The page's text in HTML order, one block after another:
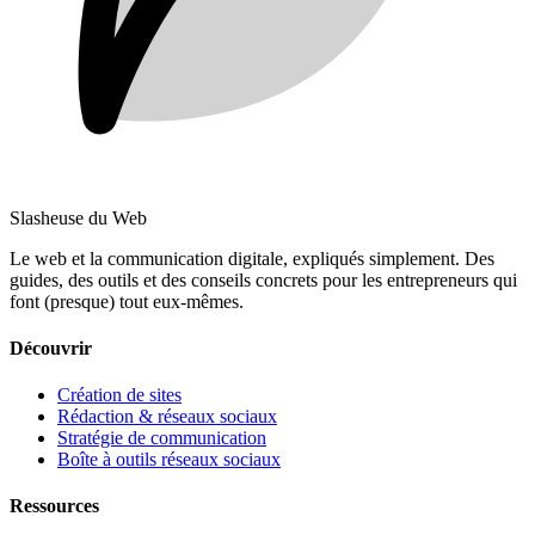
Slasheuse du Web
Le web et la communication digitale, expliqués simplement. Des
guides, des outils et des conseils concrets pour les entrepreneurs qui
font (presque) tout eux-mêmes.
Découvrir
Création de sites
Rédaction & réseaux sociaux
Stratégie de communication
Boîte à outils réseaux sociaux
Ressources